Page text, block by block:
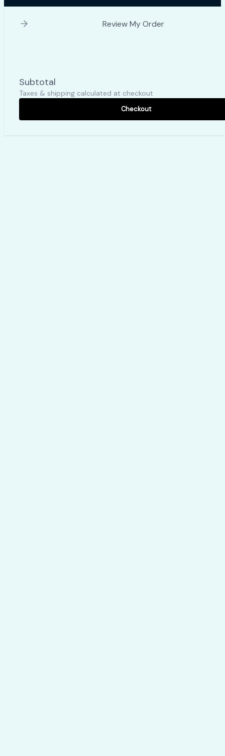
Review My Order
Subtotal
Taxes & shipping calculated at checkout
Checkout